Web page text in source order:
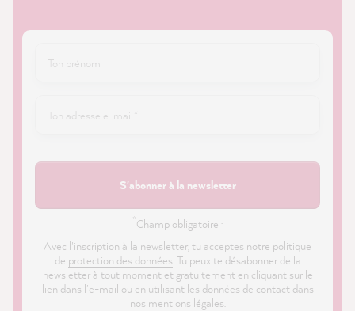
S'abonner à la newsletter
Champ obligatoire ·
Avec l'inscription à la newsletter, tu acceptes notre politique
de protection des données. Tu peux te désabonner de la
newsletter à tout moment et gratuitement en cliquant sur le
lien dans l'e-mail ou en utilisant les données de contact dans
nos mentions légales.